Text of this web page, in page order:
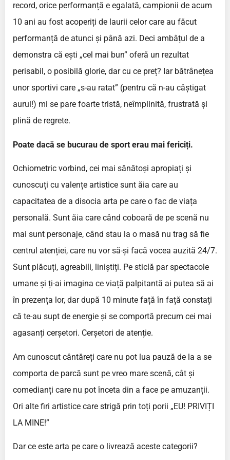
record, orice performanță e egalată, campionii de acum
10 ani au fost acoperiți de laurii celor care au făcut
performanță de atunci și până azi. Deci ambâțul de a
demonstra că ești „cel mai bun” oferă un rezultat
perisabil, o posibilă glorie, dar cu ce preț? Iar bătrânețea
unor sportivi care „s-au ratat” (pentru că n-au câștigat
aurul!) mi se pare foarte tristă, neîmplinită, frustrată și
plină de regrete.
Poate dacă se bucurau de sport erau mai fericiți.
Ochiometric vorbind, cei mai sănătoși apropiați și
cunoscuți cu valențe artistice sunt ăia care au
capacitatea de a disocia arta pe care o fac de viața
personală. Sunt ăia care când coboară de pe scenă nu
mai sunt personaje, când stau la o masă nu trag să fie
centrul atenției, care nu vor să-și facă vocea auzită 24/7.
Sunt plăcuți, agreabili, liniștiți. Pe sticlă par spectacole
umane și ți-ai imagina ce viață palpitantă ai putea să ai
în prezența lor, dar după 10 minute față în față constați
că te-au supt de energie și se comportă precum cei mai
agasanți cerșetori. Cerșetori de atenție.
Am cunoscut cântăreți care nu pot lua pauză de la a se
comporta de parcă sunt pe vreo mare scenă, cât și
comedianți care nu pot înceta din a face pe amuzanții.
Ori alte firi artistice care strigă prin toți porii „EU! PRIVIȚI
LA MINE!”
Dar ce este arta pe care o livrează aceste categorii?